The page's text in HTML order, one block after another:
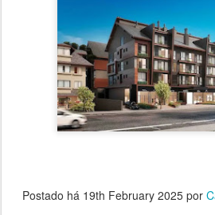
Postado há 19th February 2025por